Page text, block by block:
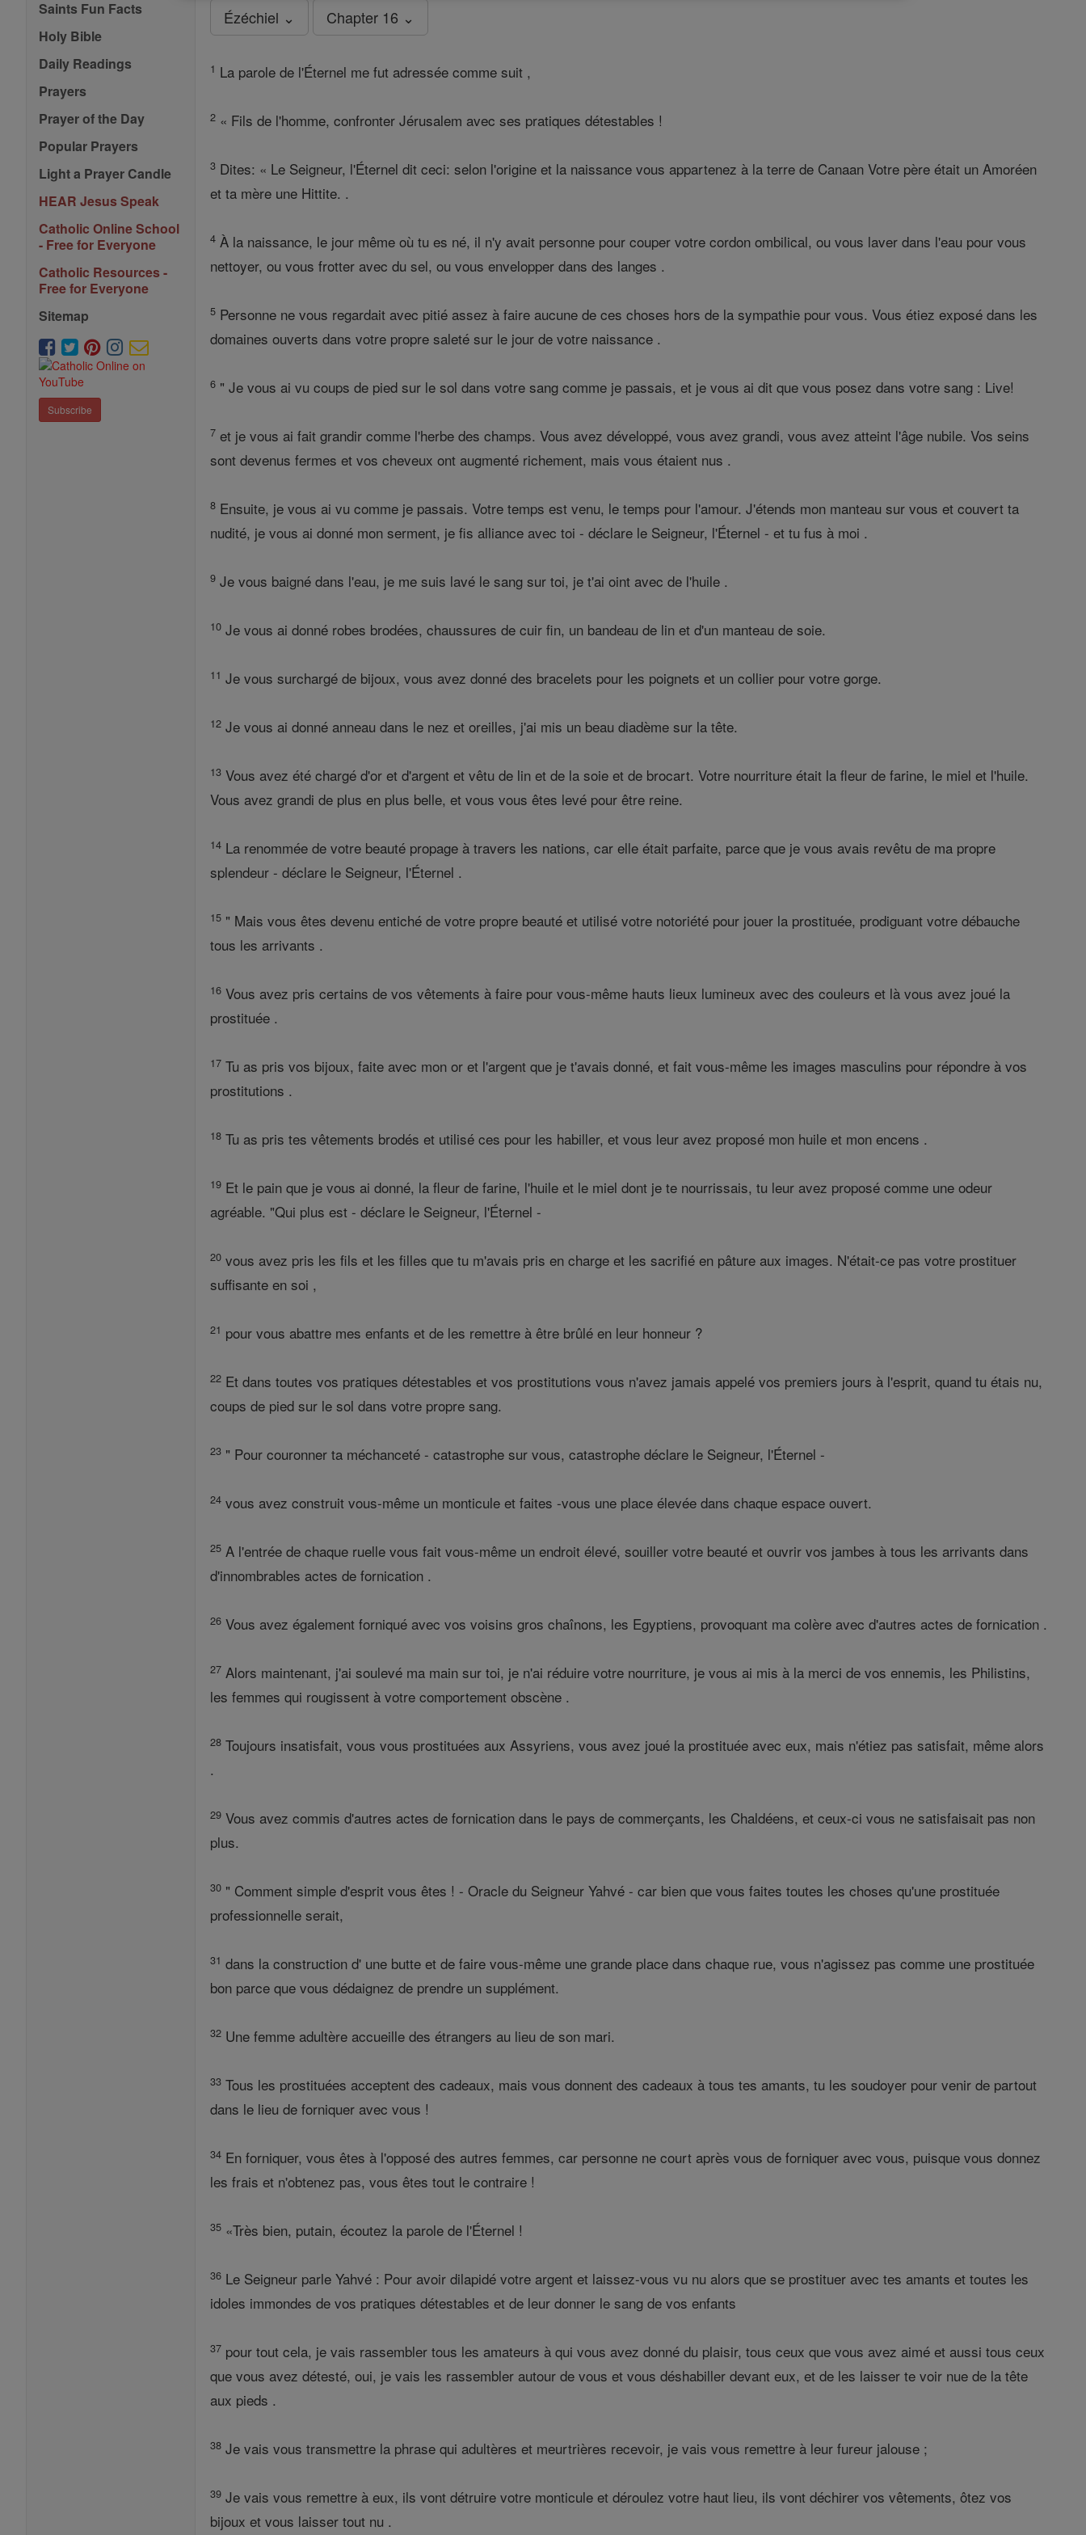
Saints Fun Facts
Holy Bible
Daily Readings
Prayers
Prayer of the Day
Popular Prayers
Light a Prayer Candle
HEAR Jesus Speak
Catholic Online School
- Free for Everyone
Catholic Resources -
Free for Everyone
Sitemap
Subscribe
Ézéchiel ⌄ Chapter 16 ⌄
1 La parole de l'Éternel me fut adressée comme suit ,
2 « Fils de l'homme, confronter Jérusalem avec ses pratiques détestables !
3 Dites: « Le Seigneur, l'Éternel dit ceci: selon l'origine et la naissance vous appartenez à la terre de Canaan Votre père était un Amoréen
et ta mère une Hittite. .
4 À la naissance, le jour même où tu es né, il n'y avait personne pour couper votre cordon ombilical, ou vous laver dans l'eau pour vous
nettoyer, ou vous frotter avec du sel, ou vous envelopper dans des langes .
5 Personne ne vous regardait avec pitié assez à faire aucune de ces choses hors de la sympathie pour vous. Vous étiez exposé dans les
domaines ouverts dans votre propre saleté sur le jour de votre naissance .
6 " Je vous ai vu coups de pied sur le sol dans votre sang comme je passais, et je vous ai dit que vous posez dans votre sang : Live!
7 et je vous ai fait grandir comme l'herbe des champs. Vous avez développé, vous avez grandi, vous avez atteint l'âge nubile. Vos seins
sont devenus fermes et vos cheveux ont augmenté richement, mais vous étaient nus .
8 Ensuite, je vous ai vu comme je passais. Votre temps est venu, le temps pour l'amour. J'étends mon manteau sur vous et couvert ta
nudité, je vous ai donné mon serment, je fis alliance avec toi - déclare le Seigneur, l'Éternel - et tu fus à moi .
9 Je vous baigné dans l'eau, je me suis lavé le sang sur toi, je t'ai oint avec de l'huile .
10 Je vous ai donné robes brodées, chaussures de cuir fin, un bandeau de lin et d'un manteau de soie.
11 Je vous surchargé de bijoux, vous avez donné des bracelets pour les poignets et un collier pour votre gorge.
12 Je vous ai donné anneau dans le nez et oreilles, j'ai mis un beau diadème sur la tête.
13 Vous avez été chargé d'or et d'argent et vêtu de lin et de la soie et de brocart. Votre nourriture était la fleur de farine, le miel et l'huile.
Vous avez grandi de plus en plus belle, et vous vous êtes levé pour être reine.
14 La renommée de votre beauté propage à travers les nations, car elle était parfaite, parce que je vous avais revêtu de ma propre
splendeur - déclare le Seigneur, l'Éternel .
15 " Mais vous êtes devenu entiché de votre propre beauté et utilisé votre notoriété pour jouer la prostituée, prodiguant votre débauche
tous les arrivants .
16 Vous avez pris certains de vos vêtements à faire pour vous-même hauts lieux lumineux avec des couleurs et là vous avez joué la
prostituée .
17 Tu as pris vos bijoux, faite avec mon or et l'argent que je t'avais donné, et fait vous-même les images masculins pour répondre à vos
prostitutions .
18 Tu as pris tes vêtements brodés et utilisé ces pour les habiller, et vous leur avez proposé mon huile et mon encens .
19 Et le pain que je vous ai donné, la fleur de farine, l'huile et le miel dont je te nourrissais, tu leur avez proposé comme une odeur
agréable. "Qui plus est - déclare le Seigneur, l'Éternel -
20 vous avez pris les fils et les filles que tu m'avais pris en charge et les sacrifié en pâture aux images. N'était-ce pas votre prostituer
suffisante en soi ,
21 pour vous abattre mes enfants et de les remettre à être brûlé en leur honneur ?
22 Et dans toutes vos pratiques détestables et vos prostitutions vous n'avez jamais appelé vos premiers jours à l'esprit, quand tu étais nu,
coups de pied sur le sol dans votre propre sang.
23 " Pour couronner ta méchanceté - catastrophe sur vous, catastrophe déclare le Seigneur, l'Éternel -
24 vous avez construit vous-même un monticule et faites -vous une place élevée dans chaque espace ouvert.
25 A l'entrée de chaque ruelle vous fait vous-même un endroit élevé, souiller votre beauté et ouvrir vos jambes à tous les arrivants dans
d'innombrables actes de fornication .
26 Vous avez également forniqué avec vos voisins gros chaînons, les Egyptiens, provoquant ma colère avec d'autres actes de fornication .
27 Alors maintenant, j'ai soulevé ma main sur toi, je n'ai réduire votre nourriture, je vous ai mis à la merci de vos ennemis, les Philistins,
les femmes qui rougissent à votre comportement obscène .
28 Toujours insatisfait, vous vous prostituées aux Assyriens, vous avez joué la prostituée avec eux, mais n'étiez pas satisfait, même alors
.
29 Vous avez commis d'autres actes de fornication dans le pays de commerçants, les Chaldéens, et ceux-ci vous ne satisfaisait pas non
plus.
30 " Comment simple d'esprit vous êtes ! - Oracle du Seigneur Yahvé - car bien que vous faites toutes les choses qu'une prostituée
professionnelle serait,
31 dans la construction d' une butte et de faire vous-même une grande place dans chaque rue, vous n'agissez pas comme une prostituée
bon parce que vous dédaignez de prendre un supplément.
32 Une femme adultère accueille des étrangers au lieu de son mari.
33 Tous les prostituées acceptent des cadeaux, mais vous donnent des cadeaux à tous tes amants, tu les soudoyer pour venir de partout
dans le lieu de forniquer avec vous !
34 En forniquer, vous êtes à l'opposé des autres femmes, car personne ne court après vous de forniquer avec vous, puisque vous donnez
les frais et n'obtenez pas, vous êtes tout le contraire !
35 «Très bien, putain, écoutez la parole de l'Éternel !
36 Le Seigneur parle Yahvé : Pour avoir dilapidé votre argent et laissez-vous vu nu alors que se prostituer avec tes amants et toutes les
idoles immondes de vos pratiques détestables et de leur donner le sang de vos enfants
37 pour tout cela, je vais rassembler tous les amateurs à qui vous avez donné du plaisir, tous ceux que vous avez aimé et aussi tous ceux
que vous avez détesté, oui, je vais les rassembler autour de vous et vous déshabiller devant eux, et de les laisser te voir nue de la tête
aux pieds .
38 Je vais vous transmettre la phrase qui adultères et meurtrières recevoir, je vais vous remettre à leur fureur jalouse ;
39 Je vais vous remettre à eux, ils vont détruire votre monticule et déroulez votre haut lieu, ils vont déchirer vos vêtements, ôtez vos
bijoux et vous laisser tout nu .